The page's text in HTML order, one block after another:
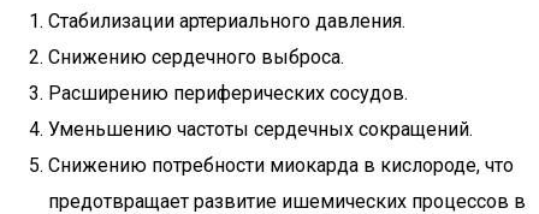
Стабилизации артериального давления.
Снижению сердечного выброса.
Расширению периферических сосудов.
Уменьшению частоты сердечных сокращений.
Снижению потребности миокарда в кислороде, что
предотвращает развитие ишемических процессов в